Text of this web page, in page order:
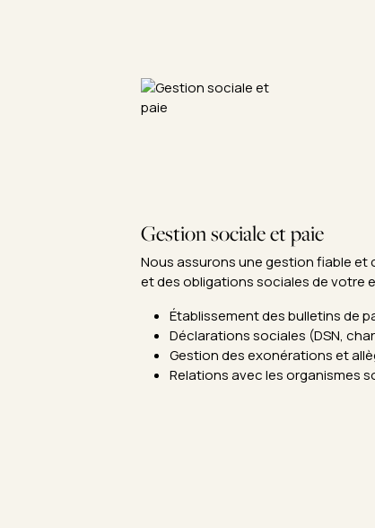
Gestion sociale et paie
Nous assurons une gestion fiable et
et des obligations sociales de votre
Établissement des bulletins de
Déclarations sociales (DSN,
Gestion des exonérations et
Relations avec les organismes